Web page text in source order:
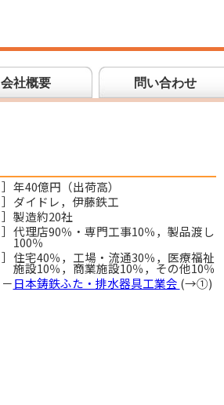
会社概要 問い合わせ
］ 年40億円（出荷高）
］ ダイドレ，伊藤鉄工
］ 製造約20社
］ 代理店90％・専門工事10％，製品渡し
100％
］ 住宅40％，工場・流通30％，医療福祉
施設10％，商業施設10％，その他10％
－日本鋳鉄ふた・排水器具工業会 (→①)